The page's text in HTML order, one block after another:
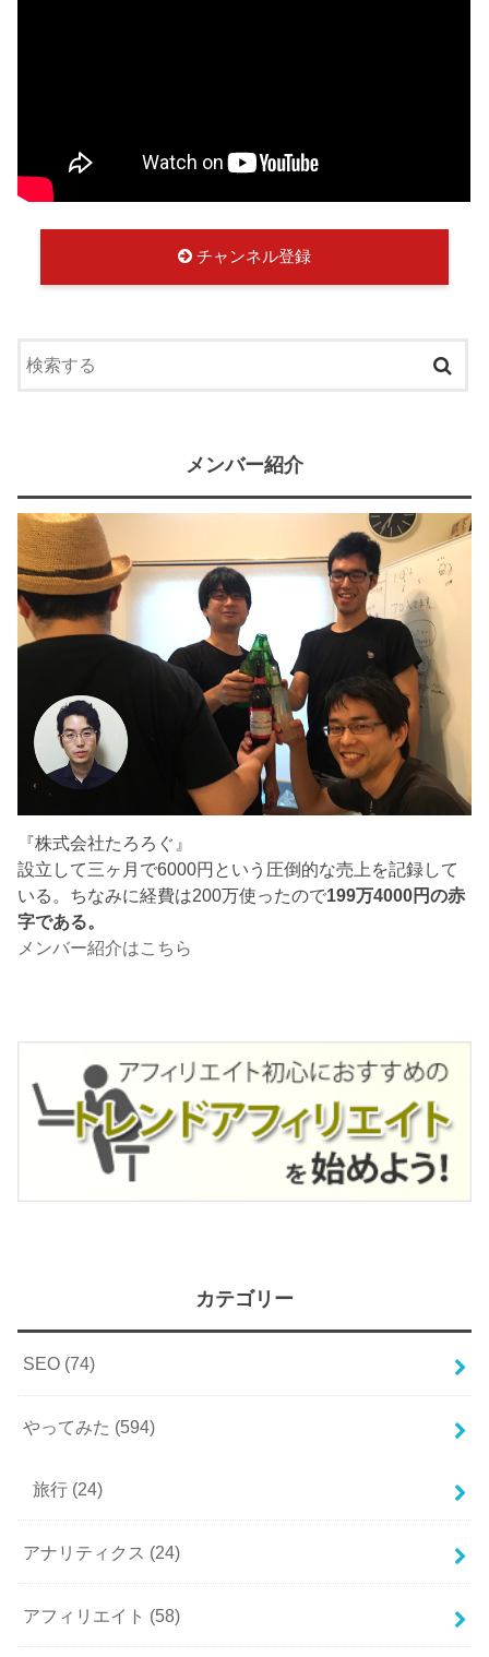
チャンネル登録
メンバー紹介
『株式会社たろろぐ』
設立して三ヶ月で6000円という圧倒的な売上を記録して
いる。ちなみに経費は200万使ったので199万4000円の赤
字である。
メンバー紹介はこちら
カテゴリー
SEO (74)
やってみた (594)
旅行 (24)
アナリティクス (24)
アフィリエイト (58)